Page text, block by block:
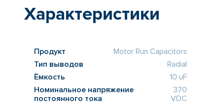
Характеристики
Продукт
Motor Run Capacitors
Тип выводов
Radial
Ёмкость
10 uF
Номинальное напряжение
постоянного тока
370
VDC